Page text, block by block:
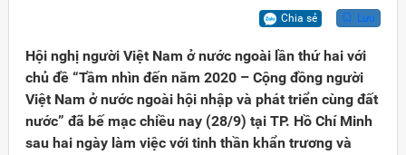
Chia sẻ Lưu
Hội nghị người Việt Nam ở nước ngoài lần thứ hai với
chủ đề “Tầm nhìn đến năm 2020 – Cộng đồng người
Việt Nam ở nước ngoài hội nhập và phát triển cùng đất
nước” đã bế mạc chiều nay (28/9) tại TP. Hồ Chí Minh
sau hai ngày làm việc với tinh thần khẩn trương và